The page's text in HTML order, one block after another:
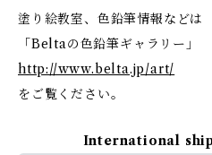
塗り絵教室、色鉛筆情報などは
「Beltaの色鉛筆ギャラリー」
http://www.belta.jp/art/
をご覧ください。
International